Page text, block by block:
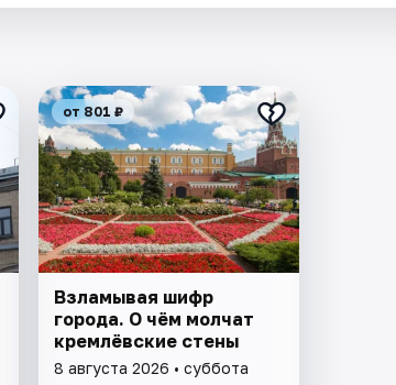
от 801 ₽
Взламывая шифр
города. О чём молчат
кремлёвские стены
8 августа 2026 • суббота